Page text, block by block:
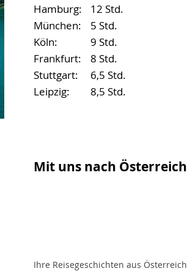
Hamburg:
12 Std.
München:
5 Std.
Köln:
9 Std.
Frankfurt:
8 Std.
Stuttgart:
6,5 Std.
Leipzig:
8,5 Std.
Mit uns nach Österreich
Ihre Reisegeschichten aus Österreich